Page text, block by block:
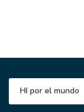
HI por el mundo